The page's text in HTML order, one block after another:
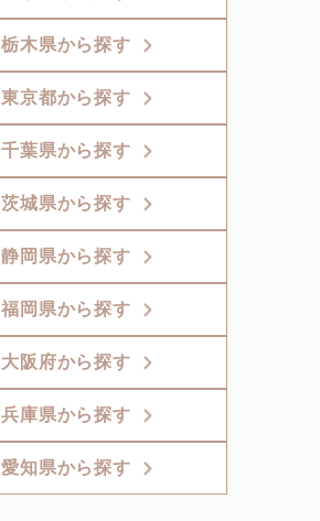
栃木県から探す
東京都から探す
千葉県から探す
茨城県から探す
静岡県から探す
福岡県から探す
大阪府から探す
兵庫県から探す
愛知県から探す